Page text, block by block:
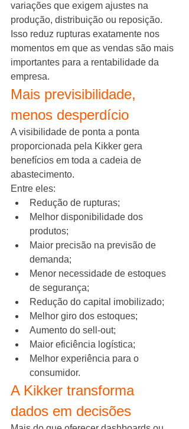
variações que exigem ajustes na
produção, distribuição ou reposição.
Isso reduz rupturas exatamente nos
momentos em que as vendas são mais
importantes para a rentabilidade da
empresa.
Mais previsibilidade,
menos desperdício
A visibilidade de ponta a ponta
proporcionada pela Kikker gera
benefícios em toda a cadeia de
abastecimento.
Entre eles:
Redução de rupturas;
Melhor disponibilidade dos
produtos;
Maior precisão na previsão de
demanda;
Menor necessidade de estoques
de segurança;
Redução do capital imobilizado;
Melhor giro dos estoques;
Aumento do sell-out;
Maior eficiência logística;
Melhor experiência para o
consumidor.
A Kikker transforma
dados em decisões